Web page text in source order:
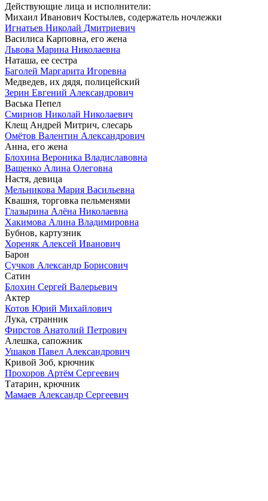
Действующие лица и исполнители:
Михаил Иванович Костылев, содержатель ночлежки
Игнатьев Николай Дмитриевич
Василиса Карповна, его жена
Львова Марина Николаевна
Наташа, ее сестра
Баголей Маргарита Игоревна
Медведев, их дядя, полицейский
Зерин Евгений Александрович
Васька Пепел
Смирнов Николай Николаевич
Клещ Андрей Митрич, слесарь
Омётов Валентин Александрович
Анна, его жена
Блохина Вероника Владиславовна
Ващенко Алина Олеговна
Настя, девица
Мельникова Мария Васильевна
Квашня, торговка пельменями
Глазырина Алёна Николаевна
Хакимова Алина Владимировна
Бубнов, картузник
Хореняк Алексей Иванович
Барон
Сучков Александр Борисович
Сатин
Блохин Сергей Валерьевич
Актер
Котов Юрий Михайлович
Лука, странник
Фирстов Анатолий Петрович
Алешка, сапожник
Ушаков Павел Александрович
Кривой Зоб, крючник
Прохоров Артём Сергеевич
Татарин, крючник
Мамаев Александр Сергеевич